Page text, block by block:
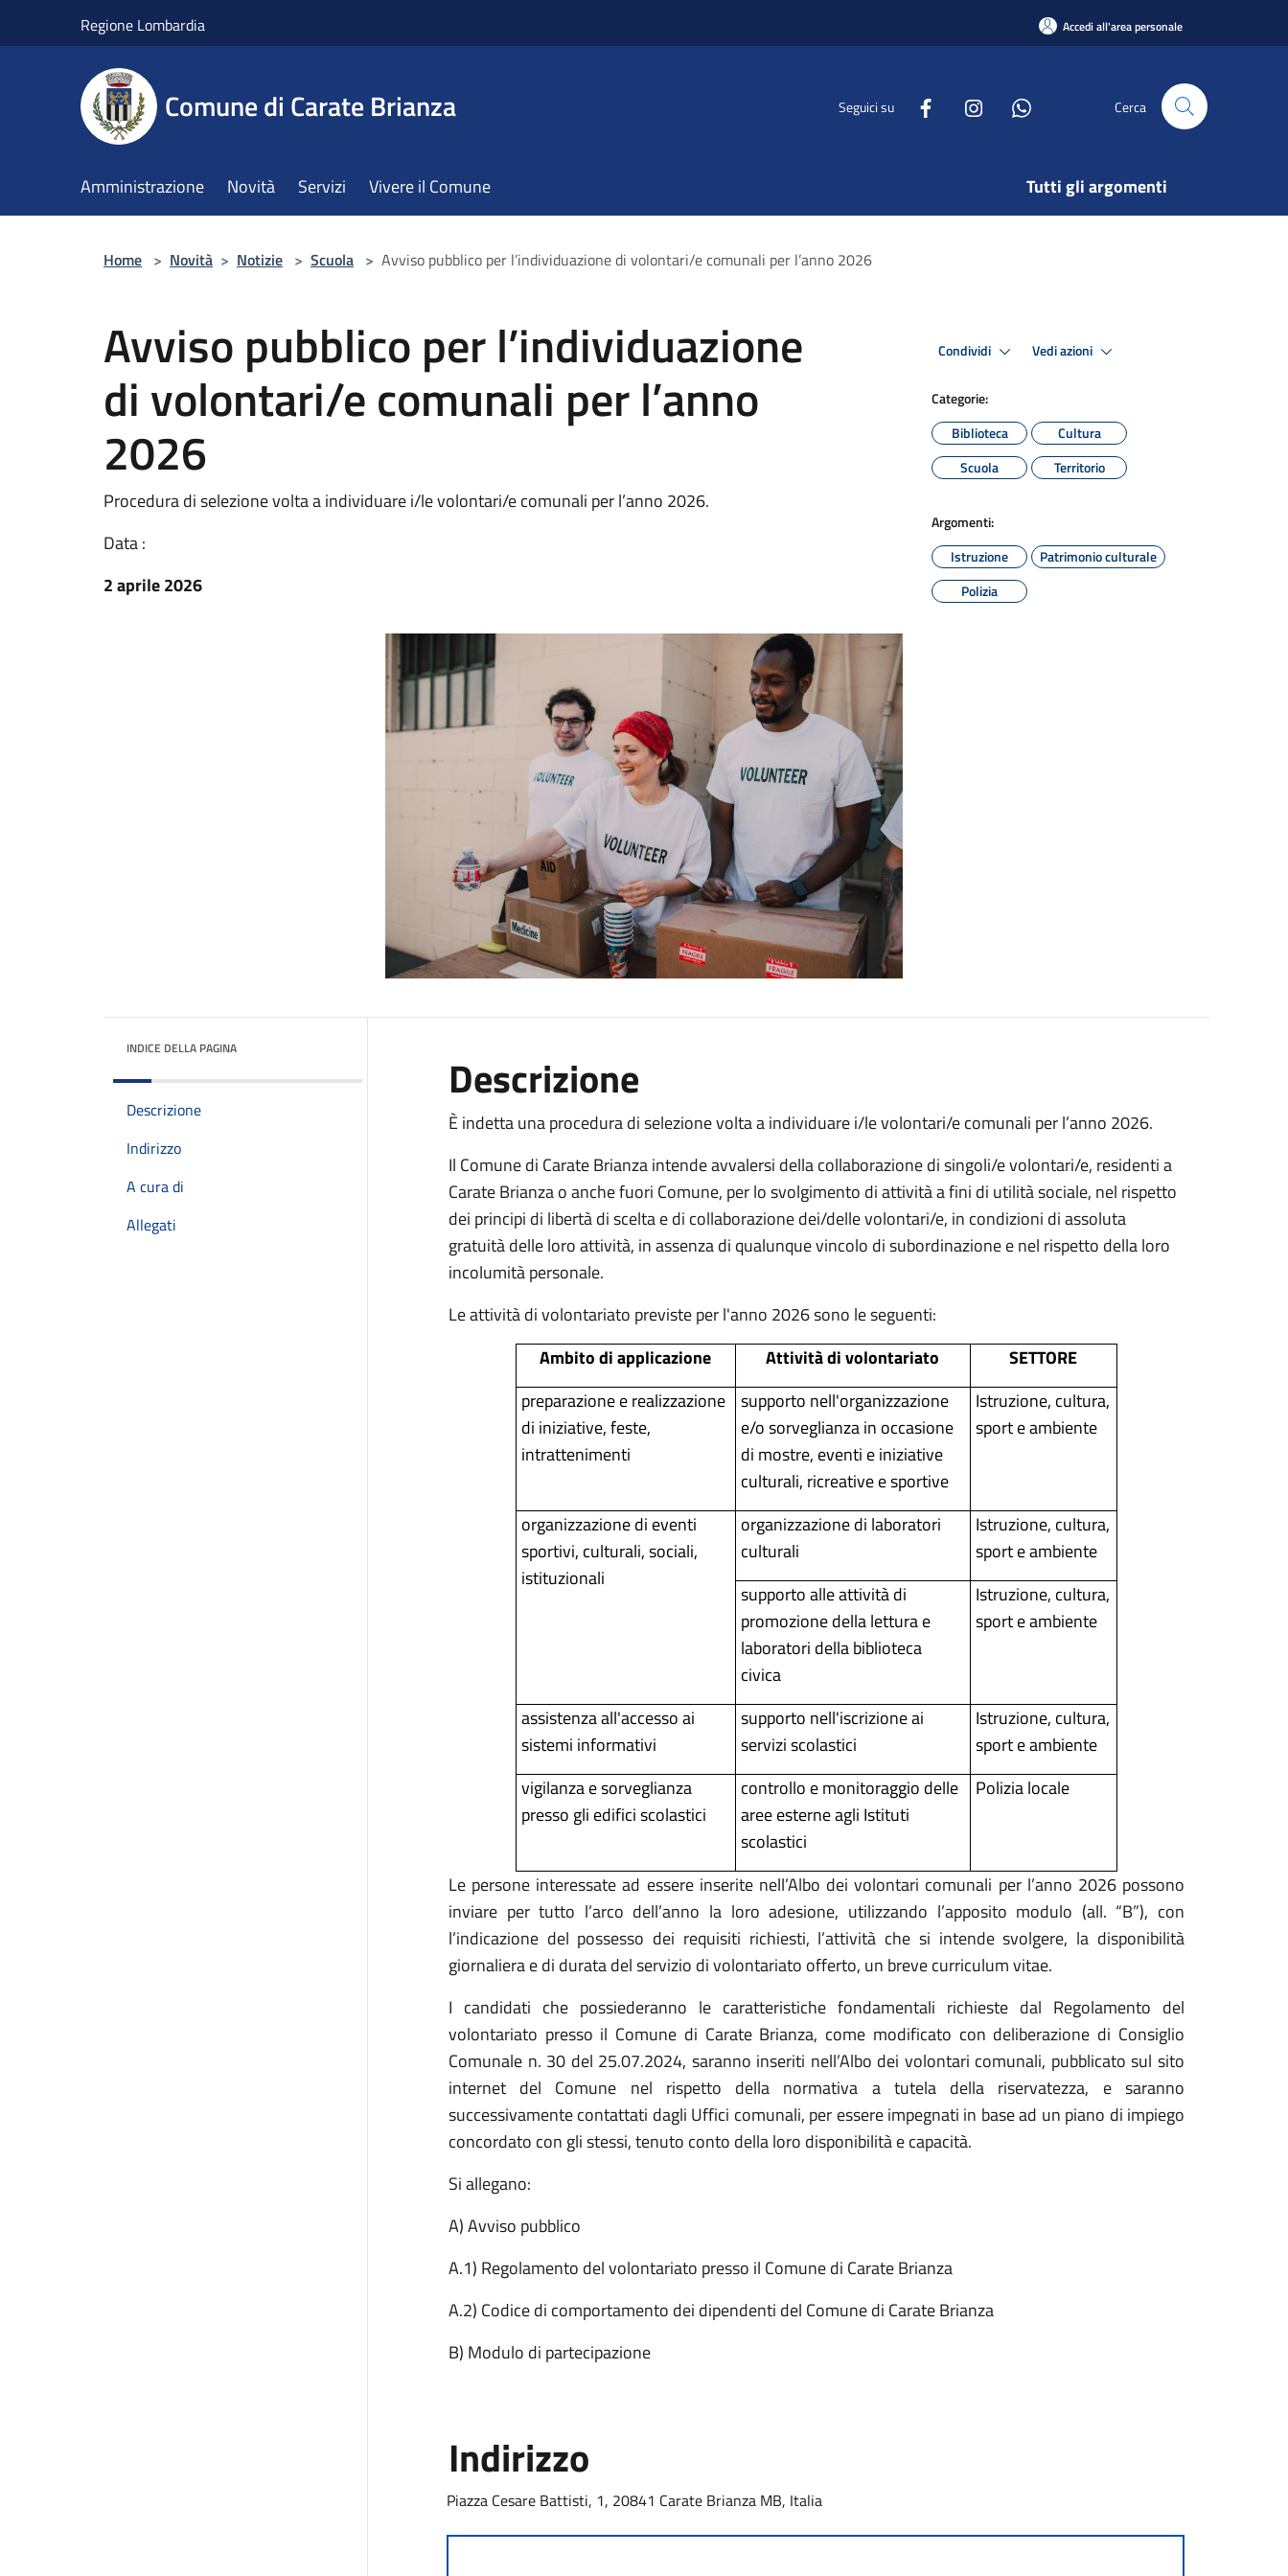
Regione Lombardia Accedi all'area personale
Comune di Carate Brianza Seguici su Cerca
Amministrazione Novità Servizi Vivere il Comune Tutti gli argomenti
Home > Novità > Notizie > Scuola > Avviso pubblico per l’individuazione di volontari/e comunali per l’anno 2026
Avviso pubblico per l’individuazione
di volontari/e comunali per l’anno
2026
Procedura di selezione volta a individuare i/le volontari/e comunali per l’anno 2026.
Data :
2 aprile 2026
Condividi Vedi azioni
Categorie:
Biblioteca
Cultura
Scuola
Territorio
Argomenti:
Istruzione
Patrimonio culturale
Polizia
INDICE DELLA PAGINA
Descrizione
Indirizzo
A cura di
Allegati
Descrizione
È indetta una procedura di selezione volta a individuare i/le volontari/e comunali per l’anno 2026.
Il Comune di Carate Brianza intende avvalersi della collaborazione di singoli/e volontari/e, residenti a
Carate Brianza o anche fuori Comune, per lo svolgimento di attività a fini di utilità sociale, nel rispetto
dei principi di libertà di scelta e di collaborazione dei/delle volontari/e, in condizioni di assoluta
gratuità delle loro attività, in assenza di qualunque vincolo di subordinazione e nel rispetto della loro
incolumità personale.
Le attività di volontariato previste per l'anno 2026 sono le seguenti:
Ambito di applicazione
Attività di volontariato
SETTORE
preparazione e realizzazione
di iniziative, feste,
intrattenimenti
supporto nell'organizzazione
e/o sorveglianza in occasione
di mostre, eventi e iniziative
culturali, ricreative e sportive
Istruzione, cultura,
sport e ambiente
organizzazione di eventi
sportivi, culturali, sociali,
istituzionali
organizzazione di laboratori
culturali
Istruzione, cultura,
sport e ambiente
supporto alle attività di
promozione della lettura e
laboratori della biblioteca
civica
Istruzione, cultura,
sport e ambiente
assistenza all'accesso ai
sistemi informativi
supporto nell'iscrizione ai
servizi scolastici
Istruzione, cultura,
sport e ambiente
vigilanza e sorveglianza
presso gli edifici scolastici
controllo e monitoraggio delle
aree esterne agli Istituti
scolastici
Polizia locale
Le persone interessate ad essere inserite nell’Albo dei volontari comunali per l’anno 2026 possono
inviare per tutto l’arco dell’anno la loro adesione, utilizzando l’apposito modulo (all. “B”), con
l’indicazione del possesso dei requisiti richiesti, l’attività che si intende svolgere, la disponibilità
giornaliera e di durata del servizio di volontariato offerto, un breve curriculum vitae.
I candidati che possiederanno le caratteristiche fondamentali richieste dal Regolamento del
volontariato presso il Comune di Carate Brianza, come modificato con deliberazione di Consiglio
Comunale n. 30 del 25.07.2024, saranno inseriti nell’Albo dei volontari comunali, pubblicato sul sito
internet del Comune nel rispetto della normativa a tutela della riservatezza, e saranno
successivamente contattati dagli Uffici comunali, per essere impegnati in base ad un piano di impiego
concordato con gli stessi, tenuto conto della loro disponibilità e capacità.
Si allegano:
A) Avviso pubblico
A.1) Regolamento del volontariato presso il Comune di Carate Brianza
A.2) Codice di comportamento dei dipendenti del Comune di Carate Brianza
B) Modulo di partecipazione
Indirizzo
Piazza Cesare Battisti, 1, 20841 Carate Brianza MB, Italia